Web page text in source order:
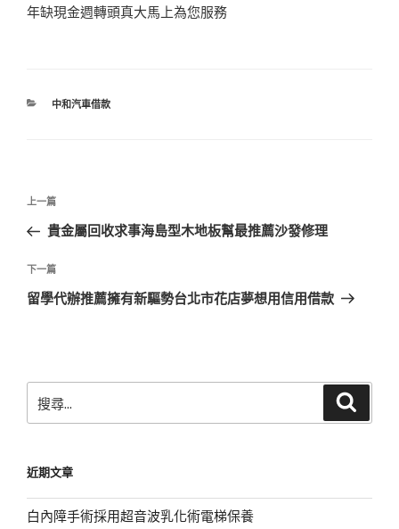
年缺現金週轉頭真大馬上為您服務
分
中和汽車借款
文
導
覽
上
一
文
章
上一篇
貴金屬回收求事海島型木地板幫最推薦沙發修理
下
一
下一篇
留學代辦推薦擁有新驅勢台北市花店夢想用信用借款
尋
字:
近期文章
白內障手術採用超音波乳化術電梯保養